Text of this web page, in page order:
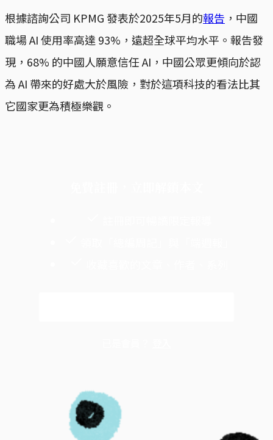
根據諮詢公司 KPMG 發表於2025年5月的報告 ，中國
職場 AI 使用率高達 93%，遠超全球平均水平。報告發
現，68% 的中國人願意信任 AI，中國公眾更傾向於認
為 AI 帶來的好處大於風險，對於這項科技的看法比其
它國家更為積極樂觀。